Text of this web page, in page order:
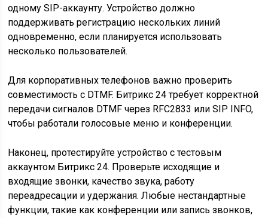
одному SIP-аккаунту. Устройство должно
поддерживать регистрацию нескольких линий
одновременно, если планируется использовать
несколько пользователей.
Для корпоративных телефонов важно проверить
совместимость с DTMF. Битрикс 24 требует корректной
передачи сигналов DTMF через RFC2833 или SIP INFO,
чтобы работали голосовые меню и конференции.
Наконец, протестируйте устройство с тестовым
аккаунтом Битрикс 24. Проверьте исходящие и
входящие звонки, качество звука, работу
переадресации и удержания. Любые нестандартные
функции, такие как конференции или запись звонков,